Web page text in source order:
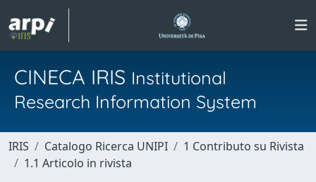
CINECA IRIS Institutional
Research Information System
IRIS Catalogo Ricerca UNIPI
1 Contributo su Rivista
1.1 Articolo in rivista